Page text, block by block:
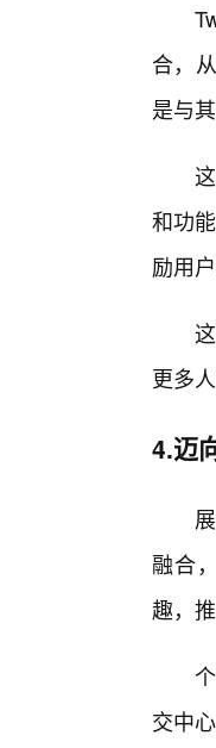
合，
是与
和功
励用
更多
4.迈
融合
趣，
交中